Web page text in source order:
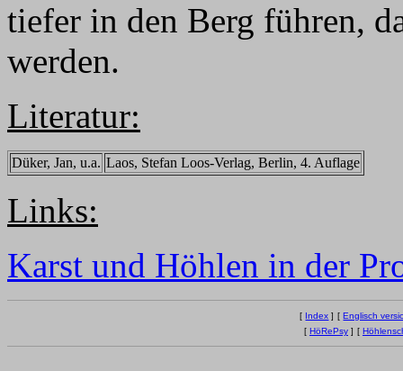
tiefer in den Berg führen,
werden.
Literatur:
Düker, Jan, u.a. Laos, Stefan Loos-Verlag, Berlin, 4. Auflage
Links:
Karst und Höhlen in der
[ Index ] [Englisch
[ HöRePsy ] [